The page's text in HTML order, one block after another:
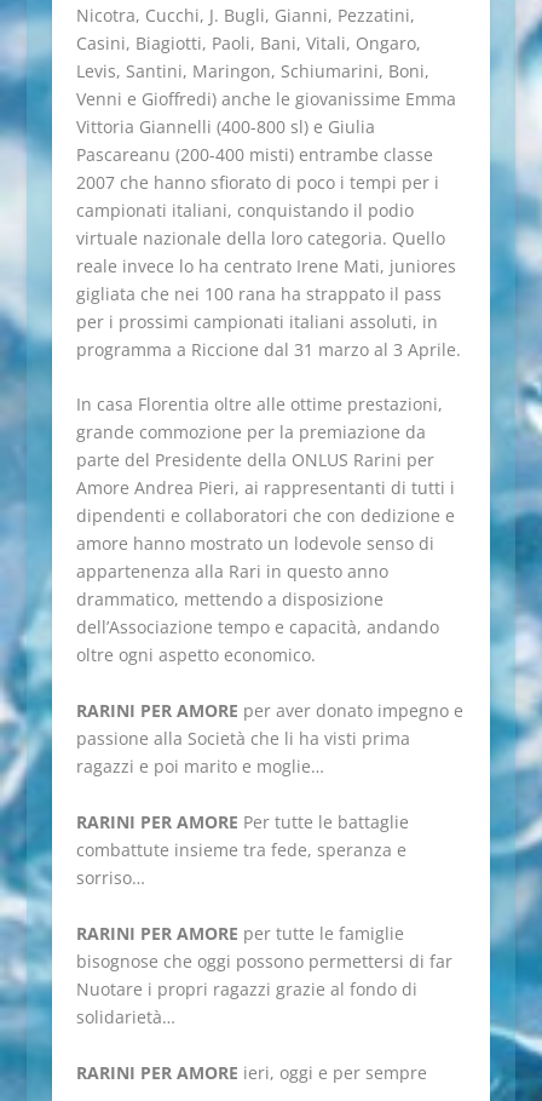
Nicotra, Cucchi, J. Bugli, Gianni, Pezzatini,
Casini, Biagiotti, Paoli, Bani, Vitali, Ongaro,
Levis, Santini, Maringon, Schiumarini, Boni,
Venni e Gioffredi) anche le giovanissime Emma
Vittoria Giannelli (400-800 sl) e Giulia
Pascareanu (200-400 misti) entrambe classe
2007 che hanno sfiorato di poco i tempi per i
campionati italiani, conquistando il podio
virtuale nazionale della loro categoria. Quello
reale invece lo ha centrato Irene Mati, juniores
gigliata che nei 100 rana ha strappato il pass
per i prossimi campionati italiani assoluti, in
programma a Riccione dal 31 marzo al 3 Aprile.
In casa Florentia oltre alle ottime prestazioni,
grande commozione per la premiazione da
parte del Presidente della ONLUS Rarini per
Amore Andrea Pieri, ai rappresentanti di tutti i
dipendenti e collaboratori che con dedizione e
amore hanno mostrato un lodevole senso di
appartenenza alla Rari in questo anno
drammatico, mettendo a disposizione
dell’Associazione tempo e capacità, andando
oltre ogni aspetto economico.
RARINI PER AMORE per aver donato impegno e
passione alla Società che li ha visti prima
ragazzi e poi marito e moglie…
RARINI PER AMORE Per tutte le battaglie
combattute insieme tra fede, speranza e
sorriso…
RARINI PER AMORE per tutte le famiglie
bisognose che oggi possono permettersi di far
Nuotare i propri ragazzi grazie al fondo di
solidarietà…
RARINI PER AMORE ieri, oggi e per sempre